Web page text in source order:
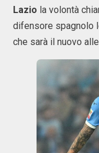
Lazio la volontà
difensore spagnolo
che sarà il nuovo